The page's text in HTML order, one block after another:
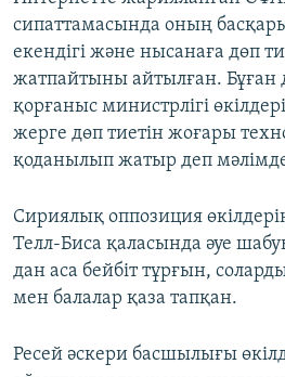
сипаттамасында оның
екендігі және нысанаға дөп
жатпайтыны айтылған. Бұған
қорғаныс министрлігі
жерге дөп тиетін жоғары
қоданылып жатыр деп
Сириялық оппозиция
Телл-Биса қаласында әуе
дан аса бейбіт тұрғын,
мен балалар қаза тапқан.
Ресей әскери басшылығы